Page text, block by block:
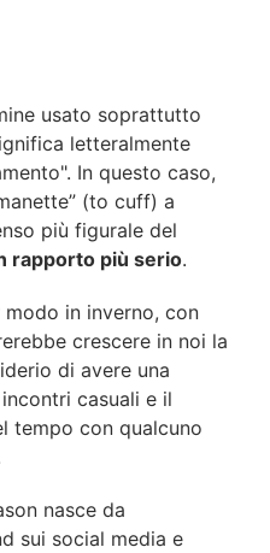
usato soprattutto
letteralmente
In questo caso,
(to cuff) a
più figurale del
rapporto più serio.
in inverno, con
crescere in noi la
di avere una
casuali e il
tempo con qualcuno
nasce da
sui social media e